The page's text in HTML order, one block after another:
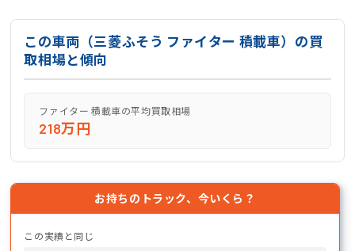
この車両（三菱ふそう ファイター 積載車）の買
取相場と傾向
ファイター 積載車の平均買取相場
218万円
お持ちのトラック、今いくら？
この実績と同じ